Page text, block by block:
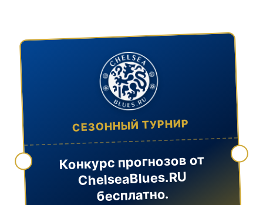
СЕЗОННЫЙ ТУРНИР
Конкурс прогнозов от
ChelseaBlues.RU
бесплатно.